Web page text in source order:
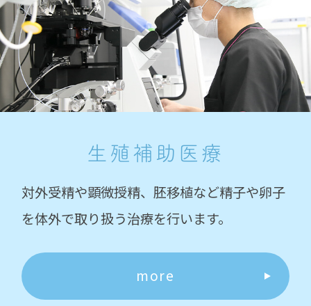
生殖補助医療
対外受精や顕微授精、胚移植など精子や卵子
を体外で取り扱う治療を行います。
more